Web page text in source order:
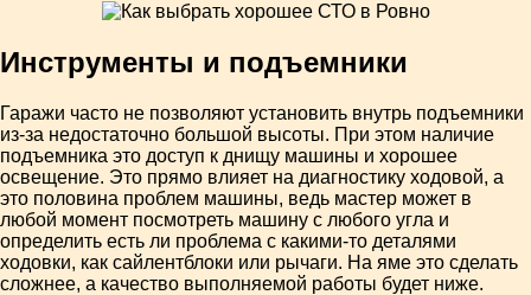
Инструменты и подъемники
Гаражи часто не позволяют установить внутрь подъемники
из-за недостаточно большой высоты. При этом наличие
подъемника это доступ к днищу машины и хорошее
освещение. Это прямо влияет на диагностику ходовой, а
это половина проблем машины, ведь мастер может в
любой момент посмотреть машину с любого угла и
определить есть ли проблема с какими-то деталями
ходовки, как сайлентблоки или рычаги. На яме это сделать
сложнее, а качество выполняемой работы будет ниже.